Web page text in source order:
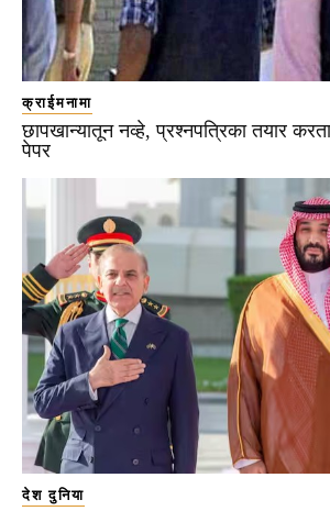
क्राईमनामा
छापखान्यातून नव्हे, प्रश्नपत्रिका तयार
पेपर
देश दुनिया